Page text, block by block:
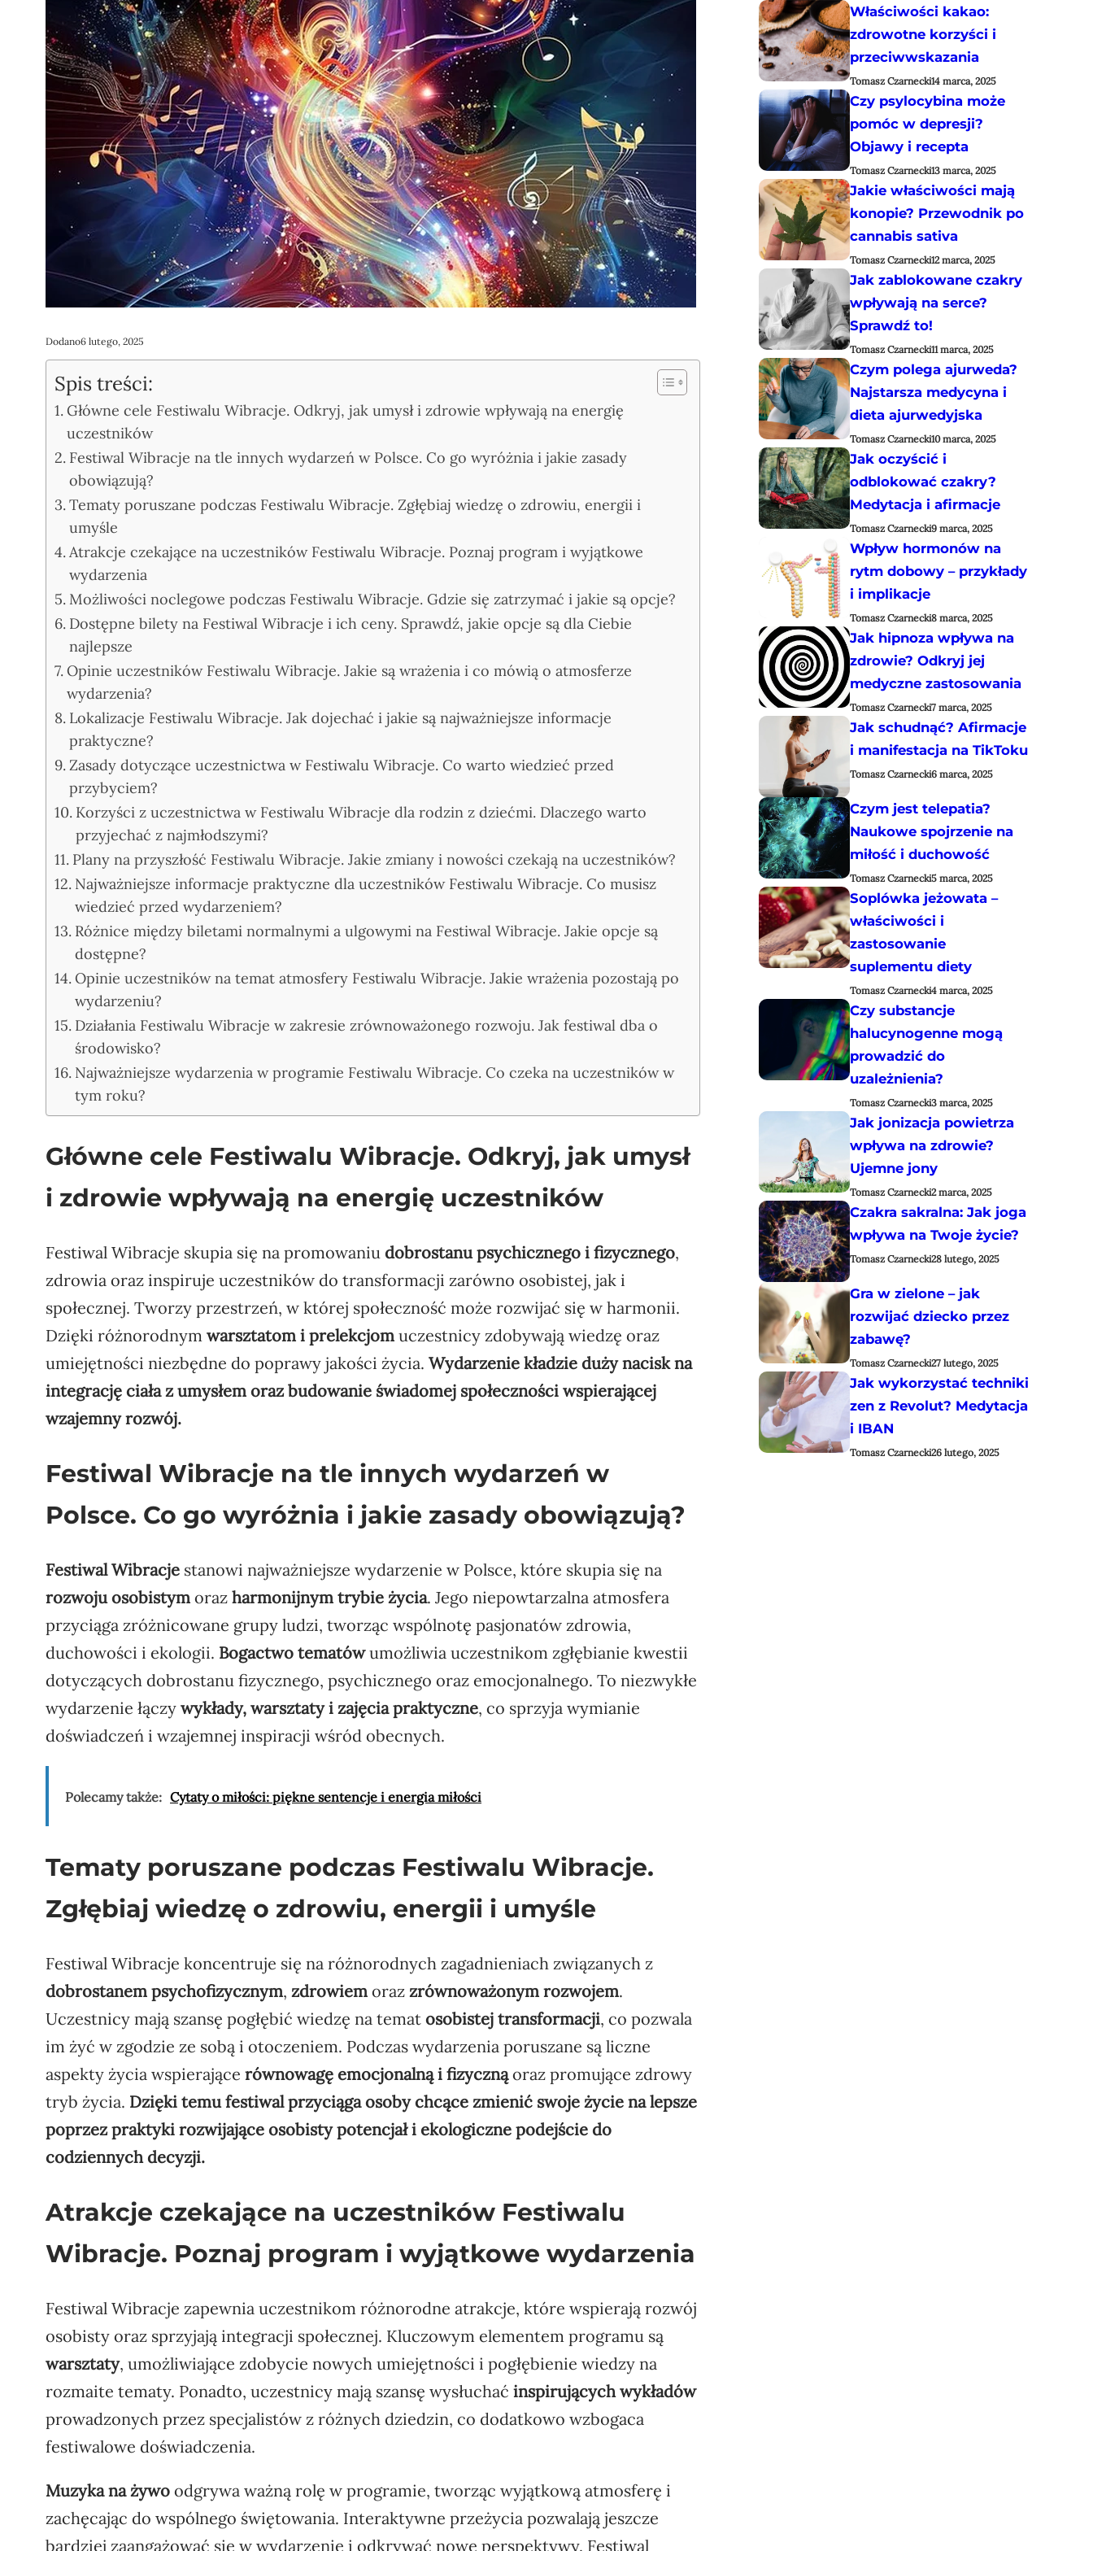
Dodano6 lutego, 2025
Spis treści:
Główne cele Festiwalu Wibracje. Odkryj, jak umysł i zdrowie wpływają na energię
uczestników
Festiwal Wibracje na tle innych wydarzeń w Polsce. Co go wyróżnia i jakie zasady
obowiązują?
Tematy poruszane podczas Festiwalu Wibracje. Zgłębiaj wiedzę o zdrowiu, energii i
umyśle
Atrakcje czekające na uczestników Festiwalu Wibracje. Poznaj program i wyjątkowe
wydarzenia
Możliwości noclegowe podczas Festiwalu Wibracje. Gdzie się zatrzymać i jakie są opcje?
Dostępne bilety na Festiwal Wibracje i ich ceny. Sprawdź, jakie opcje są dla Ciebie
najlepsze
Opinie uczestników Festiwalu Wibracje. Jakie są wrażenia i co mówią o atmosferze
wydarzenia?
Lokalizacje Festiwalu Wibracje. Jak dojechać i jakie są najważniejsze informacje
praktyczne?
Zasady dotyczące uczestnictwa w Festiwalu Wibracje. Co warto wiedzieć przed
przybyciem?
Korzyści z uczestnictwa w Festiwalu Wibracje dla rodzin z dziećmi. Dlaczego warto
przyjechać z najmłodszymi?
Plany na przyszłość Festiwalu Wibracje. Jakie zmiany i nowości czekają na uczestników?
Najważniejsze informacje praktyczne dla uczestników Festiwalu Wibracje. Co musisz
wiedzieć przed wydarzeniem?
Różnice między biletami normalnymi a ulgowymi na Festiwal Wibracje. Jakie opcje są
dostępne?
Opinie uczestników na temat atmosfery Festiwalu Wibracje. Jakie wrażenia pozostają po
wydarzeniu?
Działania Festiwalu Wibracje w zakresie zrównoważonego rozwoju. Jak festiwal dba o
środowisko?
Najważniejsze wydarzenia w programie Festiwalu Wibracje. Co czeka na uczestników w
tym roku?
Główne cele Festiwalu Wibracje. Odkryj, jak umysł
i zdrowie wpływają na energię uczestników
Festiwal Wibracje skupia się na promowaniu dobrostanu psychicznego i fizycznego,
zdrowia oraz inspiruje uczestników do transformacji zarówno osobistej, jak i
społecznej. Tworzy przestrzeń, w której społeczność może rozwijać się w harmonii.
Dzięki różnorodnym warsztatom i prelekcjom uczestnicy zdobywają wiedzę oraz
umiejętności niezbędne do poprawy jakości życia. Wydarzenie kładzie duży nacisk na
integrację ciała z umysłem oraz budowanie świadomej społeczności wspierającej
wzajemny rozwój.
Festiwal Wibracje na tle innych wydarzeń w
Polsce. Co go wyróżnia i jakie zasady obowiązują?
Festiwal Wibracje stanowi najważniejsze wydarzenie w Polsce, które skupia się na
rozwoju osobistym oraz harmonijnym trybie życia. Jego niepowtarzalna atmosfera
przyciąga zróżnicowane grupy ludzi, tworząc wspólnotę pasjonatów zdrowia,
duchowości i ekologii. Bogactwo tematówumożliwia uczestnikom zgłębianie kwestii
dotyczących dobrostanu fizycznego, psychicznego oraz emocjonalnego. To niezwykłe
wydarzenie łączy wykłady, warsztaty i zajęcia praktyczne, co sprzyja wymianie
doświadczeń i wzajemnej inspiracji wśród obecnych.
Polecamy także: Cytaty o miłości: piękne sentencje i energia miłości
Tematy poruszane podczas Festiwalu Wibracje.
Zgłębiaj wiedzę o zdrowiu, energii i umyśle
Festiwal Wibracje koncentruje się na różnorodnych zagadnieniach związanych z
dobrostanem psychofizycznym, zdrowiem oraz zrównoważonym rozwojem.
Uczestnicy mają szansę pogłębić wiedzę na temat osobistej transformacji, co pozwala
im żyć w zgodzie ze sobą i otoczeniem. Podczas wydarzenia poruszane są liczne
aspekty życia wspierające równowagę emocjonalną i fizycznąoraz promujące zdrowy
tryb życia. Dzięki temu festiwal przyciąga osoby chcące zmienić swoje życie na lepsze
poprzez praktyki rozwijające osobisty potencjał i ekologiczne podejście do
codziennych decyzji.
Atrakcje czekające na uczestników Festiwalu
Wibracje. Poznaj program i wyjątkowe wydarzenia
Festiwal Wibracje zapewnia uczestnikom różnorodne atrakcje, które wspierają rozwój
osobisty oraz sprzyjają integracji społecznej. Kluczowym elementem programu są
warsztaty, umożliwiające zdobycie nowych umiejętności i pogłębienie wiedzy na
rozmaite tematy. Ponadto, uczestnicy mają szansę wysłuchać inspirujących wykładów
prowadzonych przez specjalistów z różnych dziedzin, co dodatkowo wzbogaca
festiwalowe doświadczenia.
Muzyka na żywo odgrywa ważną rolę w programie, tworząc wyjątkową atmosferę i
zachęcając do wspólnego świętowania. Interaktywne przeżycia pozwalają jeszcze
bardziej zaangażować się w wydarzenie i odkrywać nowe perspektywy. Festiwal
Właściwości kakao:
zdrowotne korzyści i
przeciwwskazania
Tomasz Czarnecki14 marca, 2025
Czy psylocybina może
pomóc w depresji?
Objawy i recepta
Tomasz Czarnecki13 marca, 2025
Jakie właściwości mają
konopie? Przewodnik po
cannabis sativa
Tomasz Czarnecki12 marca, 2025
Jak zablokowane czakry
wpływają na serce?
Sprawdź to!
Tomasz Czarnecki11 marca, 2025
Czym polega ajurweda?
Najstarsza medycyna i
dieta ajurwedyjska
Tomasz Czarnecki10 marca, 2025
Jak oczyścić i
odblokować czakry?
Medytacja i afirmacje
Tomasz Czarnecki9 marca, 2025
Wpływ hormonów na
rytm dobowy – przykłady
i implikacje
Tomasz Czarnecki8 marca, 2025
Jak hipnoza wpływa na
zdrowie? Odkryj jej
medyczne zastosowania
Tomasz Czarnecki7 marca, 2025
Jak schudnąć? Afirmacje
i manifestacja na TikToku
Tomasz Czarnecki6 marca, 2025
Czym jest telepatia?
Naukowe spojrzenie na
miłość i duchowość
Tomasz Czarnecki5 marca, 2025
Soplówka jeżowata –
właściwości i
zastosowanie
suplementu diety
Tomasz Czarnecki4 marca, 2025
Czy substancje
halucynogenne mogą
prowadzić do
uzależnienia?
Tomasz Czarnecki3 marca, 2025
Jak jonizacja powietrza
wpływa na zdrowie?
Ujemne jony
Tomasz Czarnecki2 marca, 2025
Czakra sakralna: Jak joga
wpływa na Twoje życie?
Tomasz Czarnecki28 lutego, 2025
Gra w zielone – jak
rozwijać dziecko przez
zabawę?
Tomasz Czarnecki27 lutego, 2025
Jak wykorzystać techniki
zen z Revolut? Medytacja
i IBAN
Tomasz Czarnecki26 lutego, 2025